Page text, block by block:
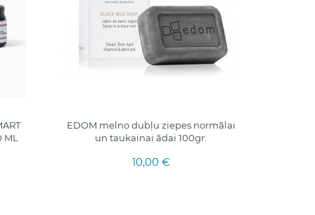
ML
EDOM melno dubļu ziepes normālai
un taukainai ādai 100gr.
10,00 €